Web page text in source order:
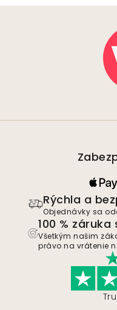
Rýchla a
Objednávky sa
100 %
Všetkým našim
právo na vrátenie